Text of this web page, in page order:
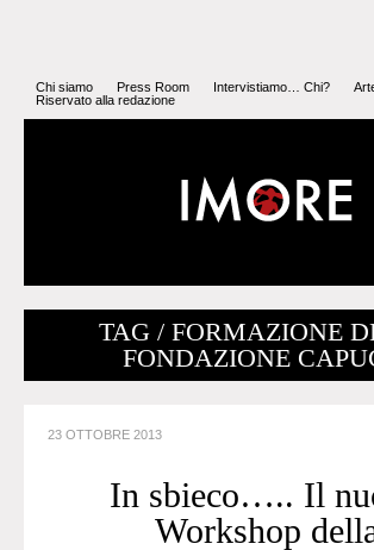
Chi siamo Press Room Intervistiamo… Chi?
Riservato alla redazione
TAG / FORMAZIONE
FONDAZIONE
23 OTTOBRE 2013
In sbieco….. Il
Workshop